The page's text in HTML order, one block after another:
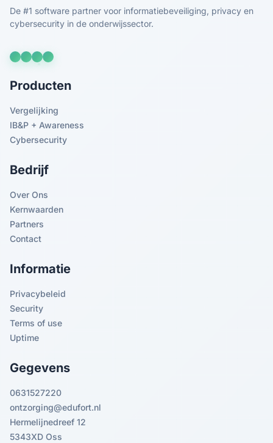
De #1 software partner voor informatiebeveiliging, privacy en
cybersecurity in de onderwijssector.
Producten
Vergelijking
IB&P + Awareness
Cybersecurity
Bedrijf
Over Ons
Kernwaarden
Partners
Contact
Informatie
Privacybeleid
Security
Terms of use
Uptime
Gegevens
0631527220
ontzorging@edufort.nl
Hermelijnedreef 12
5343XD Oss